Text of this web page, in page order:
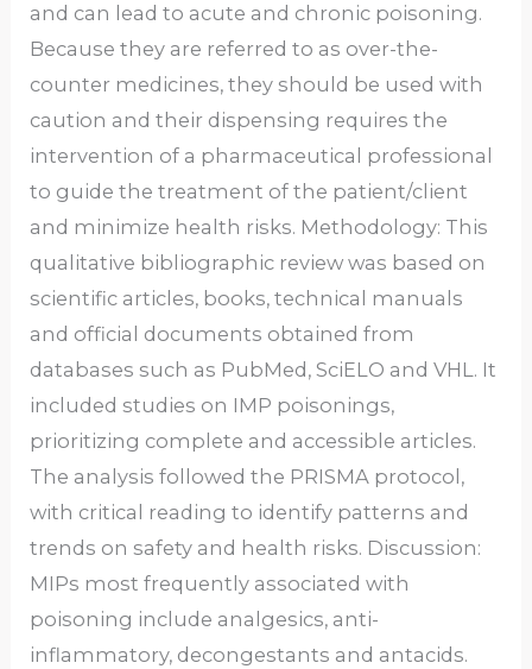
and can lead to acute and chronic poisoning.
Because they are referred to as over-the-
counter medicines, they should be used with
caution and their dispensing requires the
intervention of a pharmaceutical professional
to guide the treatment of the patient/client
and minimize health risks. Methodology: This
qualitative bibliographic review was based on
scientific articles, books, technical manuals
and official documents obtained from
databases such as PubMed, SciELO and VHL. It
included studies on IMP poisonings,
prioritizing complete and accessible articles.
The analysis followed the PRISMA protocol,
with critical reading to identify patterns and
trends on safety and health risks. Discussion:
MIPs most frequently associated with
poisoning include analgesics, anti-
inflammatory, decongestants and antacids.